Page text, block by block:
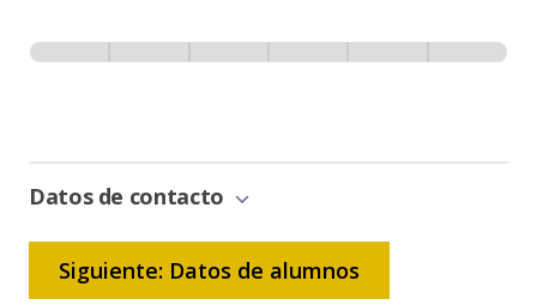
-
Bonificación
Datos de contacto
Siguiente: Datos de alumnos